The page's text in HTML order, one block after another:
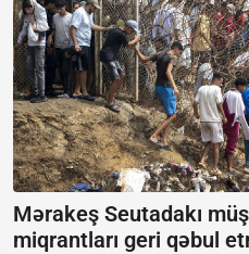
Mərakeş Seutadakı
miqrantları geri qəbul